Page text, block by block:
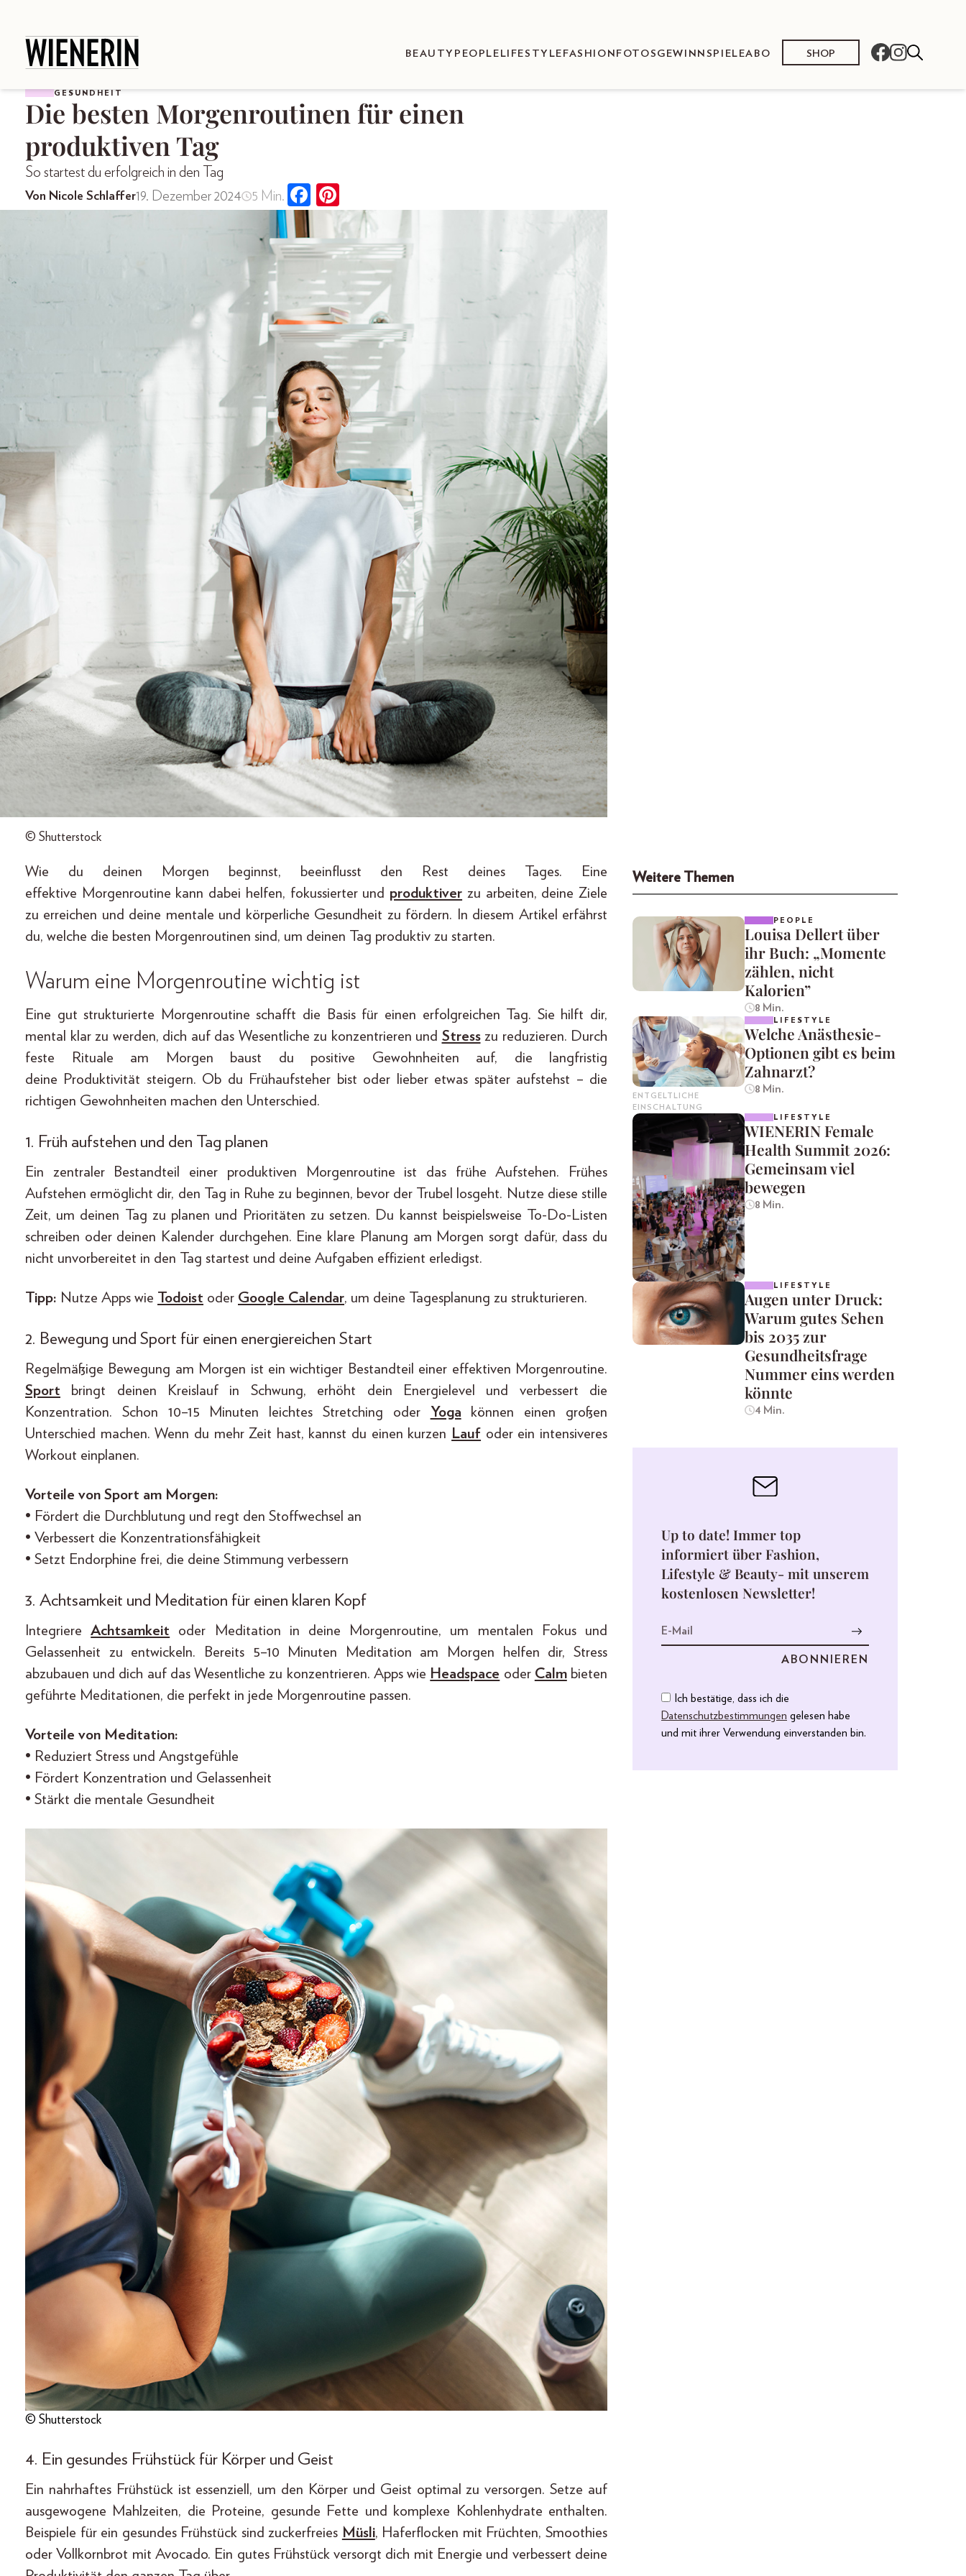
BEAUTY PEOPLE LIFESTYLE FASHION FOTOS GEWINNSPIELEABO SHOP
GESUNDHEIT
Die besten Morgenroutinen für einen
produktiven Tag
So startest du erfolgreich in den Tag
Von Nicole Schlaffer19. Dezember 2024 5 Min.
© Shutterstock
Wie du deinen Morgen beginnst, beeinflusst den Rest deines Tages. Eine
effektive Morgenroutine kann dabei helfen, fokussierter und produktiver zu arbeiten, deine Ziele
zu erreichen und deine mentale und körperliche Gesundheit zu fördern. In diesem Artikel erfährst
du, welche die besten Morgenroutinen sind, um deinen Tag produktiv zu starten.
Warum eine Morgenroutine wichtig ist
Eine gut strukturierte Morgenroutine schafft die Basis für einen erfolgreichen Tag. Sie hilft dir,
mental klar zu werden, dich auf das Wesentliche zu konzentrieren und Stresszu reduzieren. Durch
feste Rituale am Morgen baust du positive Gewohnheiten auf, die langfristig
deine Produktivität steigern. Ob du Frühaufsteher bist oder lieber etwas später aufstehst – die
richtigen Gewohnheiten machen den Unterschied.
1. Früh aufstehen und den Tag planen
Ein zentraler Bestandteil einer produktiven Morgenroutine ist das frühe Aufstehen. Frühes
Aufstehen ermöglicht dir, den Tag in Ruhe zu beginnen, bevor der Trubel losgeht. Nutze diese stille
Zeit, um deinen Tag zu planen und Prioritäten zu setzen. Du kannst beispielsweise To-Do-Listen
schreiben oder deinen Kalender durchgehen. Eine klare Planung am Morgen sorgt dafür, dass du
nicht unvorbereitet in den Tag startest und deine Aufgaben effizient erledigst.
Tipp: Nutze Apps wie Todoist oder Google Calendar, um deine Tagesplanung zu strukturieren.
2. Bewegung und Sport für einen energiereichen Start
Regelmäßige Bewegung am Morgen ist ein wichtiger Bestandteil einer effektiven Morgenroutine.
Sport bringt deinen Kreislauf in Schwung, erhöht dein Energielevel und verbessert die
Konzentration. Schon 10–15 Minuten leichtes Stretching oder Yoga können einen großen
Unterschied machen. Wenn du mehr Zeit hast, kannst du einen kurzen Lauf oder ein intensiveres
Workout einplanen.
Vorteile von Sport am Morgen:
• Fördert die Durchblutung und regt den Stoffwechsel an
• Verbessert die Konzentrationsfähigkeit
• Setzt Endorphine frei, die deine Stimmung verbessern
3. Achtsamkeit und Meditation für einen klaren Kopf
IntegriereAchtsamkeit oder Meditation in deine Morgenroutine, um mentalen Fokus und
Gelassenheit zu entwickeln. Bereits 5–10 Minuten Meditation am Morgen helfen dir, Stress
abzubauen und dich auf das Wesentliche zu konzentrieren. Apps wie Headspace oder Calmbieten
geführte Meditationen, die perfekt in jede Morgenroutine passen.
Vorteile von Meditation:
• Reduziert Stress und Angstgefühle
• Fördert Konzentration und Gelassenheit
• Stärkt die mentale Gesundheit
© Shutterstock
4. Ein gesundes Frühstück für Körper und Geist
Ein nahrhaftes Frühstück ist essenziell, um den Körper und Geist optimal zu versorgen. Setze auf
ausgewogene Mahlzeiten, die Proteine, gesunde Fette und komplexe Kohlenhydrate enthalten.
Beispiele für ein gesundes Frühstück sind zuckerfreies Müsli, Haferflocken mit Früchten, Smoothies
oder Vollkornbrot mit Avocado. Ein gutes Frühstück versorgt dich mit Energie und verbessert deine
Weitere Themen
PEOPLE
Louisa Dellert über
ihr Buch: „Momente
zählen, nicht
Kalorien”
8 Min.
ENTGELTLICHE
EINSCHALTUNG
LIFESTYLE
Welche Anästhesie-
Optionen gibt es beim
Zahnarzt?
8 Min.
LIFESTYLE
WIENERIN Female
Health Summit 2026:
Gemeinsam viel
bewegen
8 Min.
LIFESTYLE
Augen unter Druck:
Warum gutes Sehen
bis 2035 zur
Gesundheitsfrage
Nummer eins werden
könnte
4 Min.
Up to date! Immer top
informiert über Fashion,
Lifestyle & Beauty- mit unserem
kostenlosen Newsletter!
Ich bestätige, dass ich die
Datenschutzbestimmungen gelesen habe
und mit ihrer Verwendung einverstanden bin.